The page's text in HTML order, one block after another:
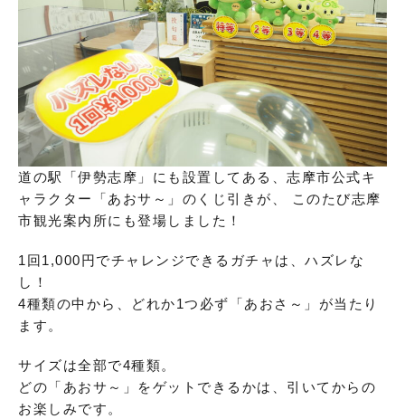
道の駅「伊勢志摩」にも設置してある、志摩市公式キ
ャラクター「あおサ～」のくじ引きが、 このたび志摩
市観光案内所にも登場しました！
1回1,000円でチャレンジできるガチャは、ハズレな
し！
4種類の中から、どれか1つ必ず「あおさ～」が当たり
ます。
サイズは全部で4種類。
どの「あおサ～」をゲットできるかは、引いてからの
お楽しみです。